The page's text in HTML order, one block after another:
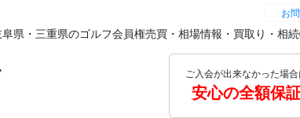
お
県・三重県のゴルフ会員権売買・相場情報・買取り・相
ご入会が出来なかった場
安心の全額保